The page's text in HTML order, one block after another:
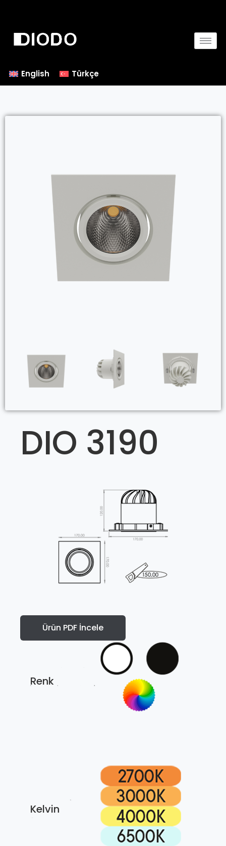
English Türkçe
DIO 3190
Ürün PDF İncele
Renk
Kelvin